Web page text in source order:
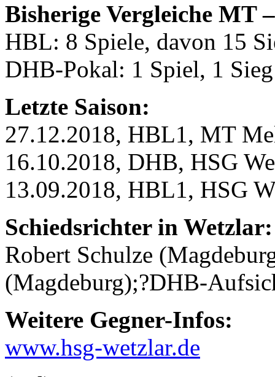
Bisherige Vergleiche MT
HBL: 8 Spiele, davon 15
DHB-Pokal: 1 Spiel, 1
Letzte Saison:
27.12.2018, HBL1, MT
16.10.2018, DHB, HSG
13.09.2018, HBL1, HSG
Schiedsrichter in Wetzlar:
Robert Schulze
(Magdeburg);?DHB-
Weitere Gegner-Infos:
www.hsg-wetzlar.de